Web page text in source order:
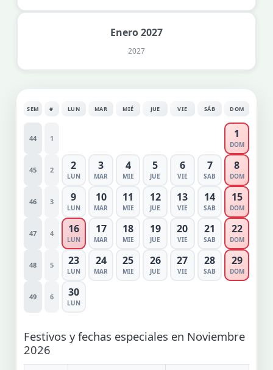
Enero 2027
2027
SEM # LUN MAR MIÉ JUE VIE SÁB DOM
44 1 1
DOM
45 2 2
LUN
3
MAR
4
MIE
5
JUE
6
VIE
7
SAB
8
DOM
46 3 9
LUN
10
MAR
11
MIE
12
JUE
13
VIE
14
SAB
15
DOM
47 4 16
LUN
17
MAR
18
MIE
19
JUE
20
VIE
21
SAB
22
DOM
48 5 23
LUN
24
MAR
25
MIE
26
JUE
27
VIE
28
SAB
29
DOM
49 6 30
LUN
Festivos y fechas especiales en Noviembre
2026